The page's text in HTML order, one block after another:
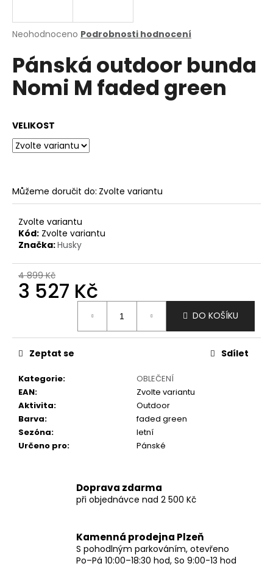
Průměrné
produktu
je
0,0
Neohodnoceno Podrobnosti hodnocení
Pánská outdoor bunda
Nomi M faded green
VELIKOST
Můžeme doručit do: Zvolte variantu
Zvolte variantu
Kód: Zvolte variantu
Značka:Husky
4 899 Kč
3 527 Kč
DO KOŠÍKU
Kategorie:
OBLEČENÍ
EAN:
Zvolte variantu
Aktivita:
Outdoor
Barva:
faded green
Sezóna:
letní
Určeno pro: Pánské
Zeptat se Sdílet
Doprava zdarma
při objednávce nad 2 500 Kč
Kamenná prodejna Plzeň
S pohodlným parkováním, otevřeno
Po–Pá 10:00–18:30 hod, So 9:00-13 hod
j
t
?
D
o
p
o
u
č
u
e